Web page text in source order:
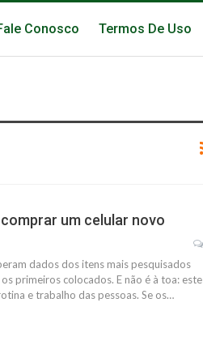
Conosco Termos De Uso
um celular novo
dados dos itens mais pesquisados
primeiros colocados. E não é à toa: este
e trabalho das pessoas. Se os…